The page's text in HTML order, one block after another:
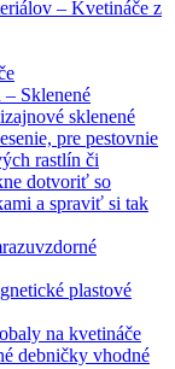
– Kvetináče z
– Sklenené
sklenené
pre pestovnie
rastlín či
dotvoriť so
a spraviť si tak
plastové
na kvetináče
debničky vhodné